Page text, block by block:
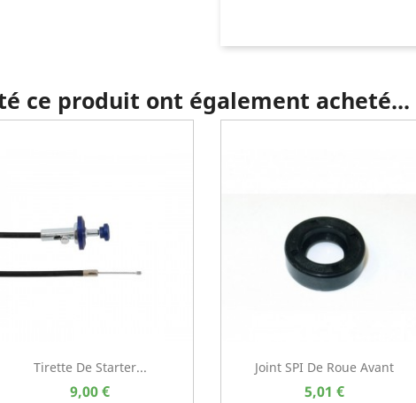
ce produit ont également acheté...
Tirette De Starter...
9,00 €
Joint SPI De Roue Avant
5,01 €